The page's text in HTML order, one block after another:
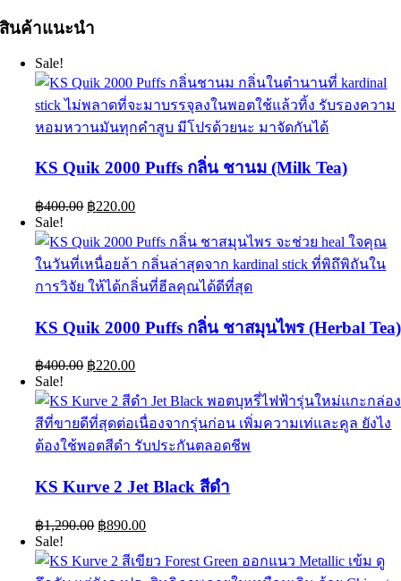
สินค้าแนะนำ
Sale!
KS Quik 2000 Puffs กลิ่น ชานม (Milk Tea)
฿400.00 Original
was:
฿400.00.
฿220.00Current
is:
฿220.00.
Sale!
KS Quik 2000 Puffs กลิ่น ชาสมุนไพร (Herbal Tea)
฿400.00 Original
was:
฿400.00.
฿220.00Current
is:
฿220.00.
Sale!
KS Kurve 2 Jet Black สีดำ
฿1,290.00 Original
was:
฿1,290.00.
฿890.00Current
is:
฿890.00.
Sale!